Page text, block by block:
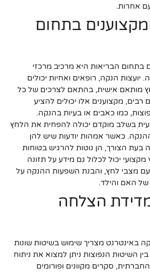
אחרות.
בתחום
בתחום הבריאות היא מרכיב מרכזי
הנקה, רופאים ואחיות יכולים
מותאם אישית, בהתאם לצרכים של כל
רבים, מקצוענים אלו יכולים להציע
כמו כאבים או בעיות בהנקה.
בשלב מוקדם יכולה להפחית את הלחץ
כאשר אמהות יודעות שיש להן
בעת הצורך, הן נוטות להרגיש בטוחות
מקצועי יכול לכלול גם מידע על תזונה
עם מצבי לחץ, והבנת השפעות ההנקה על
האם והילד.
הצלחה
באינטרנט מצריך שימוש בשיטות שונות
השיטות הנפוצות ניתן למצוא את ניתוח
סקרים מקוונים ופורומים